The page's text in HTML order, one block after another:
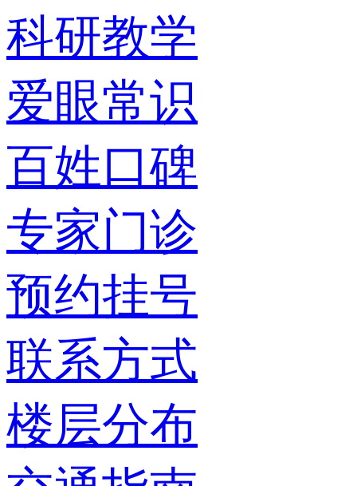
科研教学
爱眼常识
百姓口碑
专家门诊
预约挂号
联系方式
楼层分布